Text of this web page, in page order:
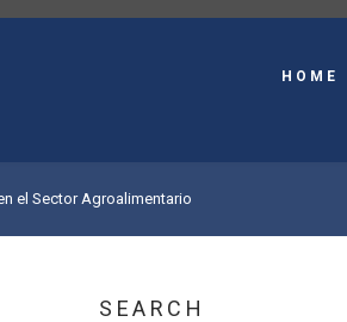
HOME
el Sector Agroalimentario
SEARCH